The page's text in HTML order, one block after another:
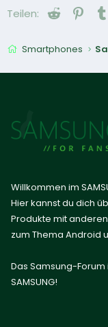
Teilen: Reddit
Smartphones
Willkommen im
Hier kannst du dich
Produkte mit
zum Thema Android
Das Samsung-Forum
SAMSUNG!